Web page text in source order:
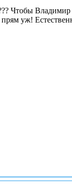
Чтобы
уж!